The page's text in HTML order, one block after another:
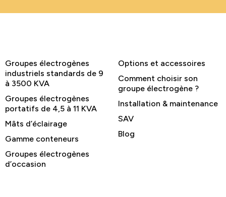
Groupes électrogènes
industriels standards de 9
à 3500 KVA
Groupes électrogènes
portatifs de 4,5 à 11 KVA
Mâts d’éclairage
Gamme conteneurs
Groupes électrogènes
d’occasion
Options et accessoires
Comment choisir son
groupe électrogène ?
Installation & maintenance
SAV
Blog